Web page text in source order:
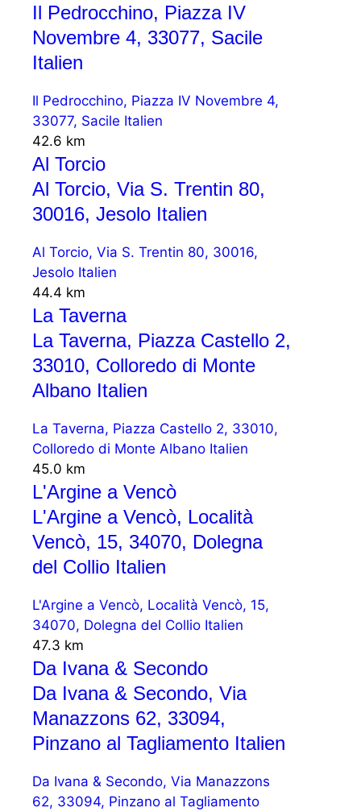
Il Pedrocchino, Piazza IV
Novembre 4, 33077, Sacile
Italien
Il Pedrocchino, Piazza IV Novembre 4,
33077, Sacile Italien
42.6 km
Al Torcio
Al Torcio, Via S. Trentin 80,
30016, Jesolo Italien
Al Torcio, Via S. Trentin 80, 30016,
Jesolo Italien
44.4 km
La Taverna
La Taverna, Piazza Castello 2,
33010, Colloredo di Monte
Albano Italien
La Taverna, Piazza Castello 2, 33010,
Colloredo di Monte Albano Italien
45.0 km
L'Argine a Vencò
L'Argine a Vencò, Località
Vencò, 15, 34070, Dolegna
del Collio Italien
L'Argine a Vencò, Località Vencò, 15,
34070, Dolegna del Collio Italien
47.3 km
Da Ivana & Secondo
Da Ivana & Secondo, Via
Manazzons 62, 33094,
Pinzano al Tagliamento Italien
Da Ivana & Secondo, Via Manazzons
62, 33094, Pinzano al Tagliamento